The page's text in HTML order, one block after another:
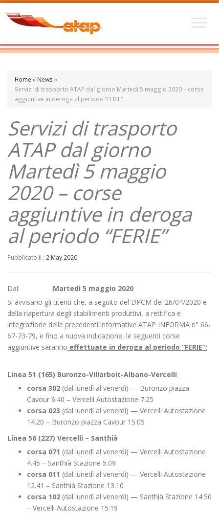
Home » News »
Servizi di trasporto ATAP dal giorno Martedì 5 maggio 2020 – corse
aggiuntive in deroga al periodo “FERIE”
Servizi di trasporto
ATAP dal giorno
Martedì 5 maggio
2020 – corse
aggiuntive in deroga
al periodo “FERIE”
Pubblicato il : 2 May 2020
Dal: Martedì 5 maggio 2020
Si avvisano gli utenti che, a seguito del DPCM del 26/04/2020 e
della riapertura degli stabilimenti produttivi, a rettifica e
integrazione delle precedenti informative ATAP INFORMA n° 66-
67-73-79, e fino a nuova indicazione, le seguenti corse
aggiuntive saranno effettuate in deroga al periodo “FERIE”:
Linea 51 (165) Buronzo-Villarboit-Albano-Vercelli
corsa 302 (dal lunedì al venerdì) — Buronzo piazza
Cavour 6.40 – Vercelli Autostazione 7.25
corsa 023 (dal lunedì al venerdì) — Vercelli Autostazione
14.20 – Buronzo piazza Cavour 15.05
Linea 56 (227) Vercelli – Santhià
corsa 071 (dal lunedì al venerdì) — Vercelli Autostazione
4.45 – Santhià Stazione 5.09
corsa 011 (dal lunedì al venerdì) — Vercelli Autostazione
12.41 – Santhià Stazione 13.10
corsa 102 (dal lunedì al venerdì) — Santhià Stazione 14.50
– Vercelli Autostazione 15.19